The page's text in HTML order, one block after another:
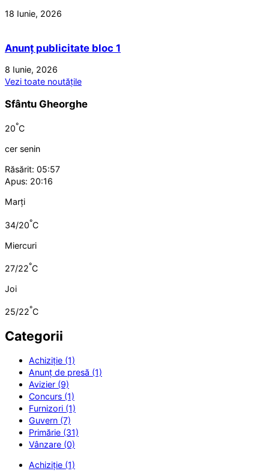
18 Iunie, 2026
Anunț publicitate bloc 1
8 Iunie, 2026
Vezi toate noutățile
Sfântu Gheorghe
20°C
cer senin
Răsărit: 05:57
Apus: 20:16
Marți
34/20°C
Miercuri
27/22°C
Joi
25/22°C
Categorii
Achiziție (1)
Anunț de presă (1)
Avizier (9)
Concurs (1)
Furnizori (1)
Guvern (7)
Primărie (31)
Vânzare (0)
Achiziție (1)